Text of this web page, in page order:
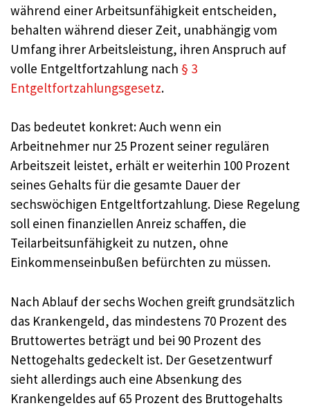
während einer Arbeitsunfähigkeit entscheiden,
behalten während dieser Zeit, unabhängig vom
Umfang ihrer Arbeitsleistung, ihren Anspruch auf
volle Entgeltfortzahlung nach § 3
Entgeltfortzahlungsgesetz.
Das bedeutet konkret: Auch wenn ein
Arbeitnehmer nur 25 Prozent seiner regulären
Arbeitszeit leistet, erhält er weiterhin 100 Prozent
seines Gehalts für die gesamte Dauer der
sechswöchigen Entgeltfortzahlung. Diese Regelung
soll einen finanziellen Anreiz schaffen, die
Teilarbeitsunfähigkeit zu nutzen, ohne
Einkommenseinbußen befürchten zu müssen.
Nach Ablauf der sechs Wochen greift grundsätzlich
das Krankengeld, das mindestens 70 Prozent des
Bruttowertes beträgt und bei 90 Prozent des
Nettogehalts gedeckelt ist. Der Gesetzentwurf
sieht allerdings auch eine Absenkung des
Krankengeldes auf 65 Prozent des Bruttogehalts